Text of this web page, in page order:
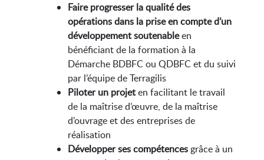
Faire progresser la qualité des
opérations dans la prise en compte d’un
développement soutenableen
bénéficiant de la formation à la
Démarche BDBFC ou QDBFC et du suivi
par l’équipe de Terragilis
Piloter un projeten facilitant le travail
de la maîtrise d’œuvre, de la maîtrise
d’ouvrage et des entreprises de
réalisation
Développer ses compétencesgrâce à un